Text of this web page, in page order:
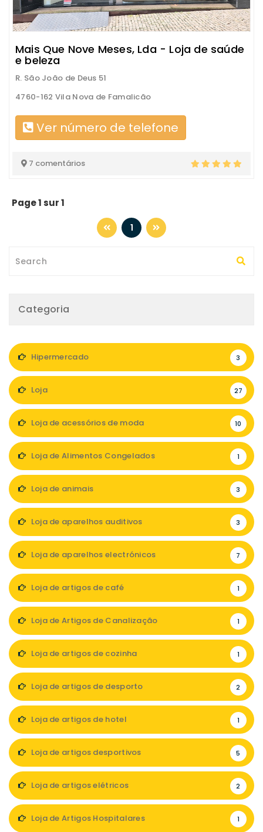
Mais Que Nove Meses, Lda - Loja de saúde
e beleza
R. São João de Deus 51
4760-162 Vila Nova de Famalicão
Ver número de telefone
7 comentários
Page 1 sur 1
1
Categoria
Hipermercado 3
Loja 27
Loja de acessórios de moda 10
Loja de Alimentos Congelados 1
Loja de animais 3
Loja de aparelhos auditivos 3
Loja de aparelhos electrónicos 7
Loja de artigos de café 1
Loja de Artigos de Canalização 1
Loja de artigos de cozinha 1
Loja de artigos de desporto 2
Loja de artigos de hotel 1
Loja de artigos desportivos 5
Loja de artigos elétricos 2
Loja de Artigos Hospitalares 1